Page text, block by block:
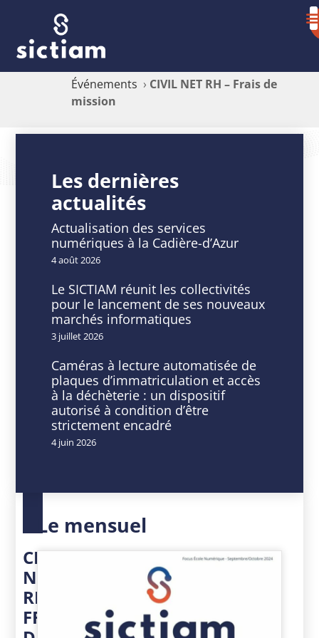
Événements › CIVIL NET RH – Frais de
mission
NET
RH
Frais
mission
DATE
25
Juin
2025
Expiré!
HEURE
9
h
00
min
h
min
CIVIL
NET
RH
FRAIS
Les dernières
actualités
Actualisation des services
numériques à la Cadière-d’Azur
4 août 2026
Le SICTIAM réunit les collectivités
pour le lancement de ses nouveaux
marchés informatiques
3 juillet 2026
Caméras à lecture automatisée de
plaques d’immatriculation et accès
à la déchèterie : un dispositif
autorisé à condition d’être
strictement encadré
4 juin 2026
Le mensuel